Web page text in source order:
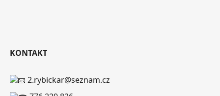
KONTAKT
2.rybickar@seznam.cz